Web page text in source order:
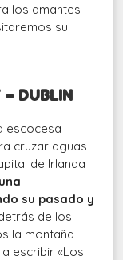
los amantes
su
DUBLIN
escocesa
cruzar aguas
de Irlanda
su pasado y
de los
la montaña
escribir «Los